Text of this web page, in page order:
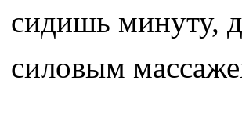
сидишь минуту,
силовым